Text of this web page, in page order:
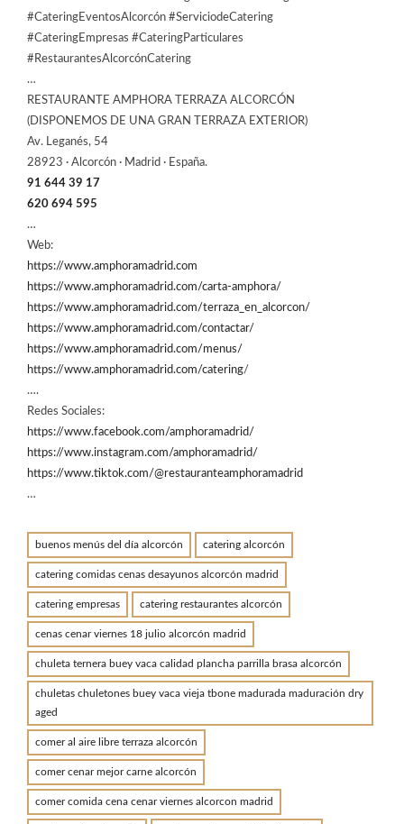
#CateringEventosAlcorcón #ServiciodeCatering
#CateringEmpresas #CateringParticulares
#RestaurantesAlcorcónCatering
…
RESTAURANTE AMPHORA TERRAZA ALCORCÓN
(DISPONEMOS DE UNA GRAN TERRAZA EXTERIOR)
Av. Leganés, 54
28923 · Alcorcón · Madrid · España.
91 644 39 17
620 694 595
…
Web:
https://www.amphoramadrid.com
https://www.amphoramadrid.com/carta-amphora/
https://www.amphoramadrid.com/terraza_en_alcorcon/
https://www.amphoramadrid.com/contactar/
https://www.amphoramadrid.com/menus/
https://www.amphoramadrid.com/catering/
….
Redes Sociales:
https://www.facebook.com/amphoramadrid/
https://www.instagram.com/amphoramadrid/
https://www.tiktok.com/@restauranteamphoramadrid
…
buenos menús del día alcorcón catering alcorcón
catering comidas cenas desayunos alcorcón madrid
catering empresas catering restaurantes alcorcón
cenas cenar viernes 18 julio alcorcón madrid
chuleta ternera buey vaca calidad plancha parrilla brasa alcorcón
chuletas chuletones buey vaca vieja tbone madurada maduración dry
aged
comer al aire libre terraza alcorcón
comer cenar mejor carne alcorcón
comer comida cena cenar viernes alcorcon madrid